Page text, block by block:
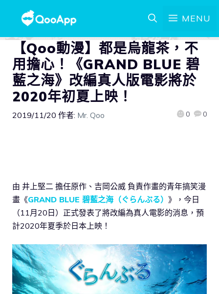
MENU
【Qoo動漫】都是烏龍茶，不
用擔心！《GRAND BLUE 碧
藍之海》改編真人版電影將於
2020年初夏上映！
2019/11/20 作者: Mr. Qoo 0 0
由 井上堅二 擔任原作、吉岡公威 負責作畫的青年搞笑漫
畫《GRAND BLUE 碧藍之海（ぐらんぶる） 》，今日
（11月20日）正式發表了將改編為真人電影的消息，預
計2020年夏季於日本上映！